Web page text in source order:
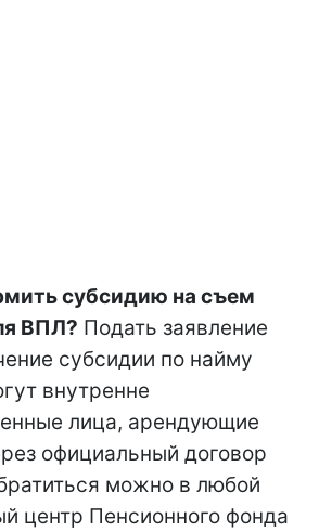
субсидию на съем
ВПЛ? Подать заявление
субсидии по найму
внутренне
лица, арендующие
официальный договор
можно в любой
центр Пенсионного фонда